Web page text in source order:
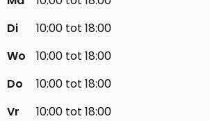
Di
10:00 tot 18:00
Wo
10:00 tot 18:00
Do
10:00 tot 18:00
Vr
10:00 tot 18:00